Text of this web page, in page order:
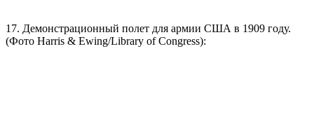
17. Демонстрационный полет для армии США в 1909 году.
(Фото Harris & Ewing/Library of Congress):